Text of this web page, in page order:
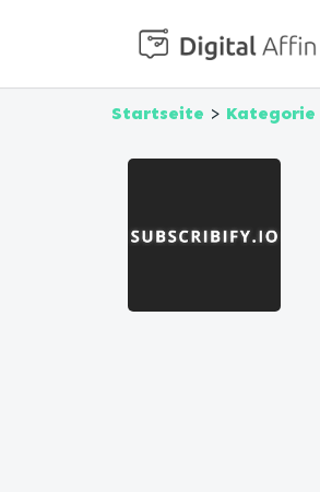
Startseite > Kategorie